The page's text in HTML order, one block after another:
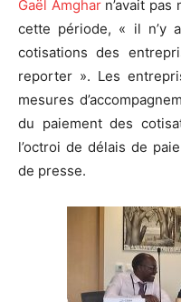
Gaël Amgharn’avait pas
cette période, « il n’y
cotisations des
reporter ». Les
mesures
du paiement des
l’octroi de délais de
de presse.